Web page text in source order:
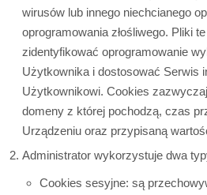
wirusów lub innego niechcianego
oprogramowania złośliwego. Pliki
zidentyfikować oprogramowanie
Użytkownika i dostosować Serwis
Użytkownikowi. Cookies
domeny z której pochodzą, czas
Urządzeniu oraz przypisaną
Administrator wykorzystuje dwa
Cookies sesyjne: są